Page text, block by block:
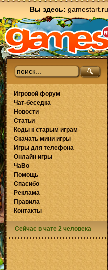
Вы здесь: gamestart.ru
Игровой форум
Чат-беседка
Новости
Статьи
Коды к старым играм
Скачать мини игры
Игры для телефона
Онлайн игры
ЧаВо
Помощь
Спасибо
Реклама
Правила
Контакты
Сейчас в чате 2 человека